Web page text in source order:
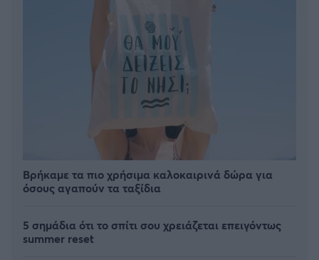
Βρήκαμε τα πιο χρήσιμα καλοκαιρινά δώρα για
όσους αγαπούν τα ταξίδια
5 σημάδια ότι το σπίτι σου χρειάζεται επειγόντως
summer reset